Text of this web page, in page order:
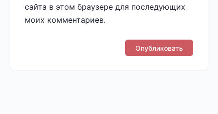
сайта в этом браузере для последующих
моих комментариев.